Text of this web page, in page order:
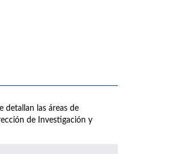
detallan las áreas de
de Investigación y